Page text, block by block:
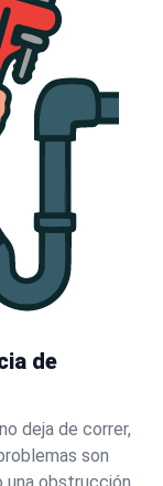
de
deja de correr,
son